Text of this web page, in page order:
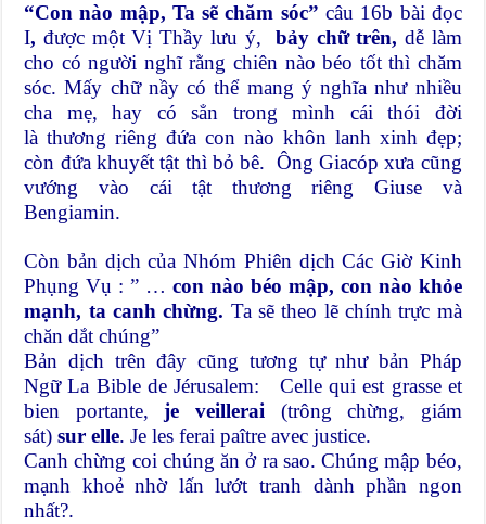
“Con nào mập, Ta sẽ chăm sóc” câu 16b bài đọc
I, được một Vị Thầy lưu ý, bảy chữ trên, dễ làm
cho có người nghĩ rằng chiên nào béo tốt thì chăm
sóc. Mấy chữ nầy có thể mang ý nghĩa như nhiều
cha mẹ, hay có sẳn trong mình cái thói đời
là thương riêng đứa con nào khôn lanh xinh đẹp;
còn đứa khuyết tật thì bỏ bê. Ông Giacóp xưa cũng
vướng vào cái tật thương riêng Giuse và
Bengiamin.
Còn bản dịch của Nhóm Phiên dịch Các Giờ Kinh
Phụng Vụ : ” …con nào béo mập, con nào khỏe
mạnh, ta canh chừng. Ta sẽ theo lẽ chính trực mà
chăn dắt chúng”
Bản dịch trên đây cũng tương tự như bản Pháp
Ngữ La Bible de Jérusalem:
Celle qui est grasse et
bien portante, je veillerai (trông chừng, giám
sát)sur elle. Je les ferai paître avec justice.
Canh chừng coi chúng ăn ở ra sao. Chúng mập béo,
mạnh khoẻ nhờ lấn lướt tranh dành phần ngon
nhất?.